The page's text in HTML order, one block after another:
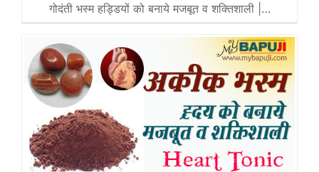
गोदंती भस्म हड्डियों को बनाये मजबूत व शक्तिशाली |…